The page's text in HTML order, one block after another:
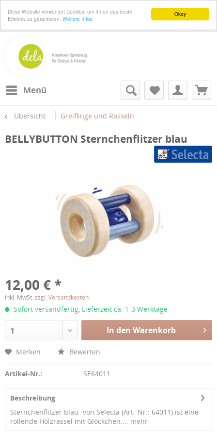
Okay
Diese Website verwendet Cookies, um Ihnen das beste
Erlebnis zu garantieren. Weitere Infos
Menü
Übersicht Greiflinge und Rasseln
BELLYBUTTON Sternchenflitzer blau
12,00 € *
inkl. MwSt. zzgl. Versandkosten
Sofort versandfertig, Lieferzeit ca. 1-3 Werktage
1 In den Warenkorb
Merken Bewerten
Artikel-Nr.: SE64011
Beschreibung
Sternchenflitzer blau -von Selecta (Art.-Nr.: 64011) ist eine
rollende Holzrassel mit Glöckchen.... mehr